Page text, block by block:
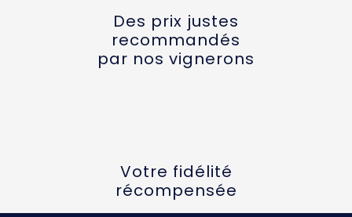
Des prix justes
recommandés
par nos vignerons
Votre fidélité
récompensée